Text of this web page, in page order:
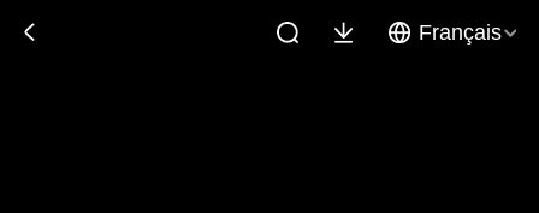
Français